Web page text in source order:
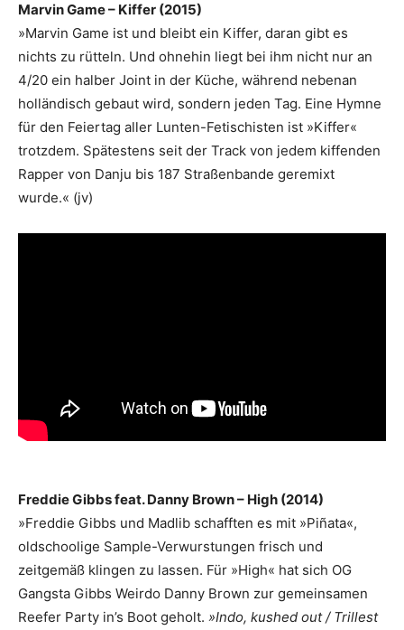
Marvin Game – Kiffer (2015)
»Marvin Game ist und bleibt ein Kiffer, daran gibt es
nichts zu rütteln. Und ohnehin liegt bei ihm nicht nur an
4/20 ein halber Joint in der Küche, während nebenan
holländisch gebaut wird, sondern jeden Tag. Eine Hymne
für den Feiertag aller Lunten-Fetischisten ist »Kiffer«
trotzdem. Spätestens seit der Track von jedem kiffenden
Rapper von Danju bis 187 Straßenbande geremixt
wurde.« (jv)
Freddie Gibbs feat. Danny Brown – High (2014)
»Freddie Gibbs und Madlib schafften es mit »Piñata«,
oldschoolige Sample-Verwurstungen frisch und
zeitgemäß klingen zu lassen. Für »High« hat sich OG
Gangsta Gibbs Weirdo Danny Brown zur gemeinsamen
Reefer Party in’s Boot geholt. »Indo, kushed out / Trillest